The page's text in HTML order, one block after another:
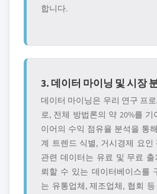
합니다.
3. 데이터 마이닝 및 시장
데이터 마이닝은 우리 연구 프
로, 전체 방법론의 약 20%를 기
이어의 수익 점유율 분석을 통
계 트렌드 식별, 거시경제 요인
관련 데이터는 유료 및 무료
뢰할 수 있는 데이터베이스를
는 유통업체, 제조업체, 협회